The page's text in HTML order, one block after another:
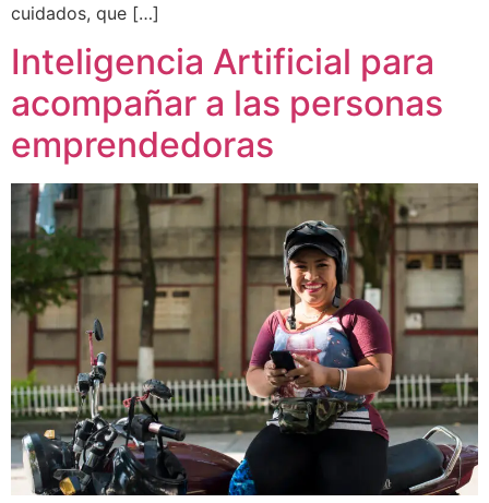
cuidados, que […]
Inteligencia Artificial para
acompañar a las personas
emprendedoras